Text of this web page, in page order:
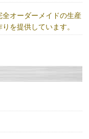
オーダーメイドの生産
を提供しています。